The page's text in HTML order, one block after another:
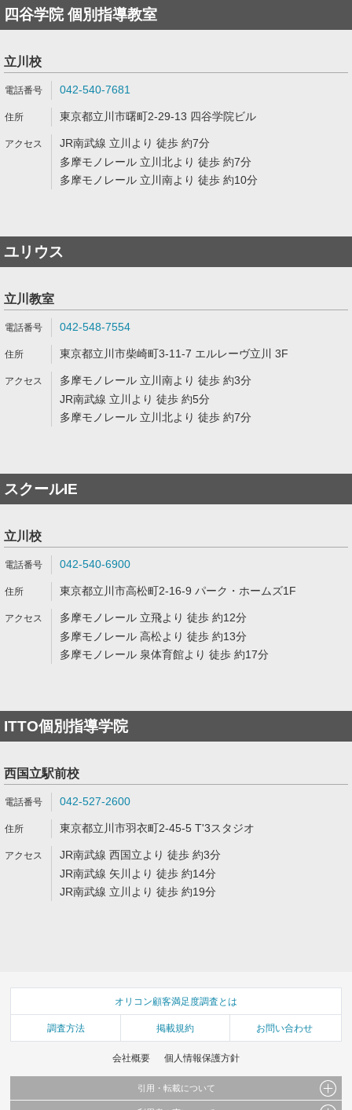
四谷学院 個別指導教室
立川校
042-540-7681
東京都立川市曙町2-29-13 四谷学院ビル
JR南武線 立川より 徒歩 約7分
多摩モノレール 立川北より 徒歩 約7分
多摩モノレール 立川南より 徒歩 約10分
ユリウス
立川教室
042-548-7554
東京都立川市柴崎町3-11-7 エルレーヴ立川 3F
多摩モノレール 立川南より 徒歩 約3分
JR南武線 立川より 徒歩 約5分
多摩モノレール 立川北より 徒歩 約7分
スクールIE
立川校
042-540-6900
東京都立川市高松町2-16-9 パーク・ホームズ1F
多摩モノレール 立飛より 徒歩 約12分
多摩モノレール 高松より 徒歩 約13分
多摩モノレール 泉体育館より 徒歩 約17分
ITTO個別指導学院
西国立駅前校
042-527-2600
東京都立川市羽衣町2-45-5 T'3スタジオ
JR南武線 西国立より 徒歩 約3分
JR南武線 矢川より 徒歩 約14分
JR南武線 立川より 徒歩 約19分
オリコン顧客満足度調査とは
調査方法 掲載規約 お問い合わせ
会社概要 個人情報保護方針
引用・転載について